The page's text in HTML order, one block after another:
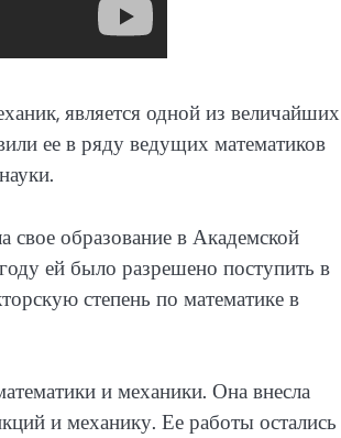
является одной из величайших
ее в ряду ведущих математиков
образование в Академской
ей было разрешено поступить в
степень по математике в
и механики. Она внесла
и механику. Ее работы остались